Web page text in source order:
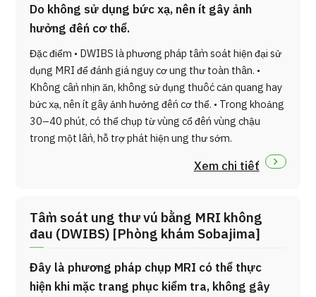
Do không sử dụng bức xạ, nên ít gây ảnh
hưởng đến cơ thể.
Đặc điểm • DWIBS là phương pháp tầm soát hiện đại sử
dụng MRI để đánh giá nguy cơ ung thư toàn thân. •
Không cần nhịn ăn, không sử dụng thuốc cản quang hay
bức xạ, nên ít gây ảnh hưởng đến cơ thể. • Trong khoảng
30–40 phút, có thể chụp từ vùng cổ đến vùng chậu
trong một lần, hỗ trợ phát hiện ung thư sớm.
Xem chi tiết
Tầm soát ung thư vú bằng MRI không
đau (DWIBS) [Phòng khám Sobajima]
Đây là phương pháp chụp MRI có thể thực
hiện khi mặc trang phục kiểm tra, không gây